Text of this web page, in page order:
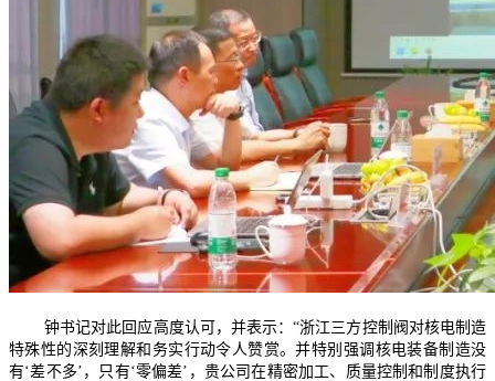
钟书记对此回应高度认可，并表示：“浙江三方控制阀对核电制造
特殊性的深刻理解和务实行动令人赞赏。并特别强调核电装备制造没
有‘差不多’，只有‘零偏差’，贵公司在精密加工、质量控制和制度执行